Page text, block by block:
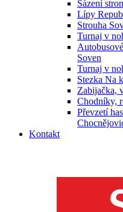
Sázení
Lípy
Strouha
Turnaj v
Soven
Turnaj v
Stezka Na
Zabijačka,
Chodníky,
Převzetí
Kontakt